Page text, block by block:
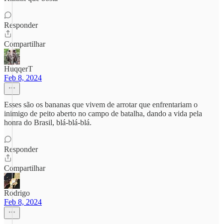
Responder
Compartilhar
HuqqerT
Feb 8, 2024
Esses são os bananas que vivem de arrotar que enfrentariam o
inimigo de peito aberto no campo de batalha, dando a vida pela
honra do Brasil, blá-blá-blá.
Responder
Compartilhar
Rodrigo
Feb 8, 2024